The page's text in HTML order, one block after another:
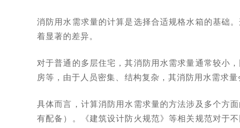
消防用水需求量的计算是选择合适规格水箱的基础
着显著的差异。
对于普通的多层住宅，其消防用水需求量通常较小
房等，由于人员密集、结构复杂，其消防用水需求量
具体而言，计算消防用水需求量的方法涉及多个方
有配备）。《建筑设计防火规范》等相关规范对于